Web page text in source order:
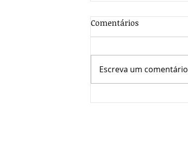
Comentários
Escreva um comentário